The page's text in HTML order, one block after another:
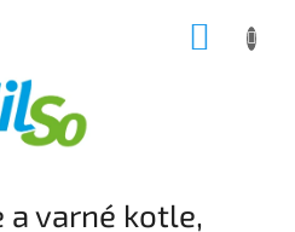
a varné kotle,